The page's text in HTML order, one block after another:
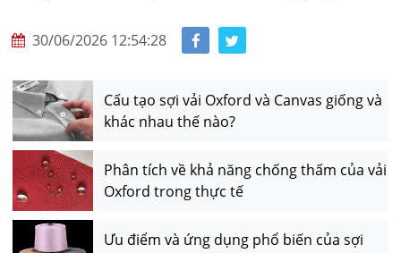
30/06/2026 12:54:28
Cấu tạo sợi vải Oxford và Canvas giống và
khác nhau thế nào?
Phân tích về khả năng chống thấm của vải
Oxford trong thực tế
Ưu điểm và ứng dụng phổ biến của sợi